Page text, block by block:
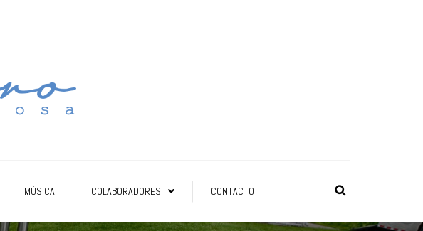
MÚSICA COLABORADORES CONTACTO